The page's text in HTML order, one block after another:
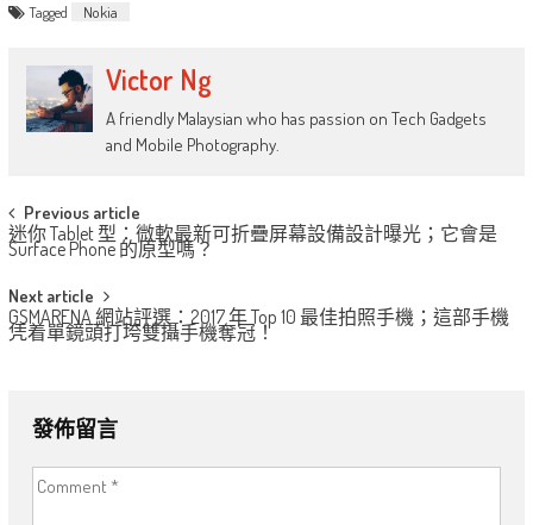
Tagged Nokia
Victor Ng
A friendly Malaysian who has passion on Tech Gadgets
and Mobile Photography.
Post
navigation
Previous article
迷你 Tablet 型：微軟最新可折疊屏幕設備設計曝光；它會是
Surface Phone 的原型嗎？
Next article
GSMARENA 網站評選：2017 年 Top 10 最佳拍照手機；這部手機
凭着單鏡頭打垮雙攝手機奪冠！
發佈留言